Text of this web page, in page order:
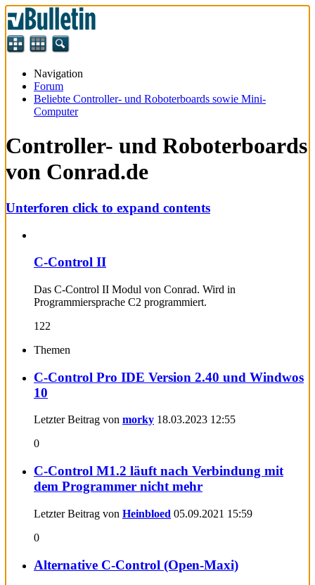
Navigation
Forum
Beliebte Controller- und Roboterboards sowie Mini-
Computer
Controller- und Roboterboards
von Conrad.de
Unterforen click to expand contents
C-Control II
Das C-Control II Modul von Conrad. Wird in
Programmiersprache C2 programmiert.
122
Themen
C-Control Pro IDE Version 2.40 und Windwos
10
Letzter Beitrag von morky 18.03.2023 12:55
0
C-Control M1.2 läuft nach Verbindung mit
dem Programmer nicht mehr
Letzter Beitrag von Heinbloed 05.09.2021 15:59
0
Alternative C-Control (Open-Maxi)